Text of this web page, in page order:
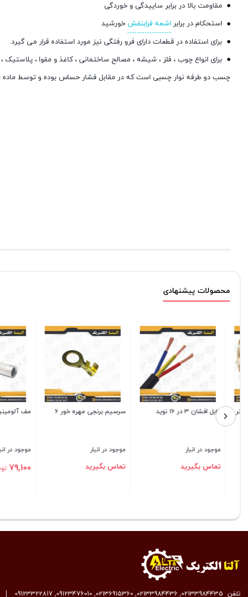
مقاومت بالا در برابر ساییدگی و خوردگی
استحکام در برابر اشعه فرابنفش خورشید
برای استفاده در قطعات دارای فرو رفتگی نیز مورد استفاده قرار می گیرد.
برای انواع چوب ، فلز ، شیشه ، مصالح ساختمانی ، کاغذ و مقوا ، پلاستیک
چسب دو طرفه نوار چسبی است که در مقابل فشار حساس بوده و توسط
محصولات پیشنهادی
کابل افشان 3 در 16 نوید
موجود در انبار
تماس بگیرید
سرسیم برنجی مهره خور 6
موجود در انبار
تماس بگیرید
مف آلومینیوم
موجود در انبار
79,100 تومان
تلفن 02133984435
,
02133984436
,
02136915360
,
09123476010
,
09123322817